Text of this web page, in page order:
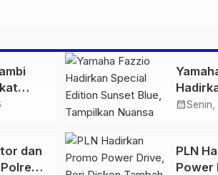
di
Edition
calendar_monthSenin,
dan
PLN
Power